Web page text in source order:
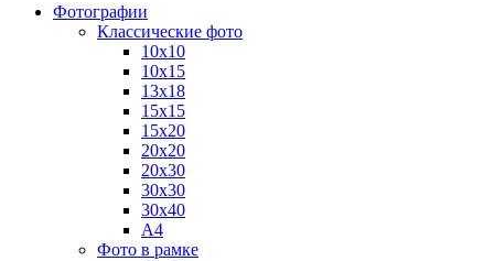
Фотографии
Классические фото
10х10
10х15
13х18
15х15
15х20
20х20
20х30
30х30
30х40
А4
Фото в рамке